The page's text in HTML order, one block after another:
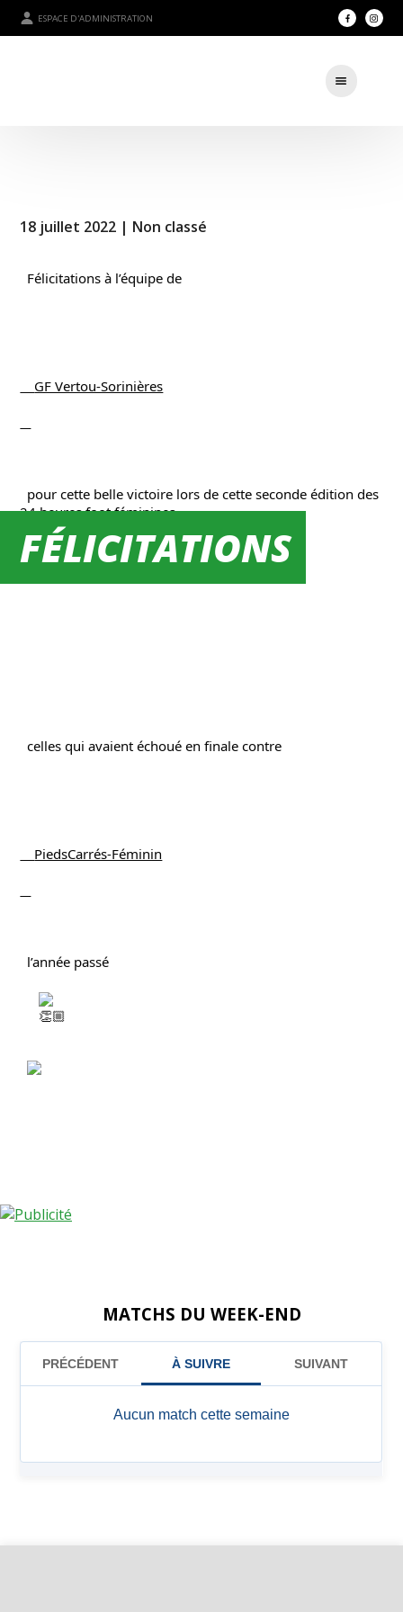
ESPACE D'ADMINISTRATION
FÉLICITATIONS
18 juillet 2022 | Non classé
  Félicitations à l’équipe de
    GF Vertou-Sorinières
24 heures foot féminines.
  Une belle revanche pour
  celles qui avaient échoué en finale contre
    PiedsCarrés-Féminin
  l’année passé
MATCHS DU WEEK-END